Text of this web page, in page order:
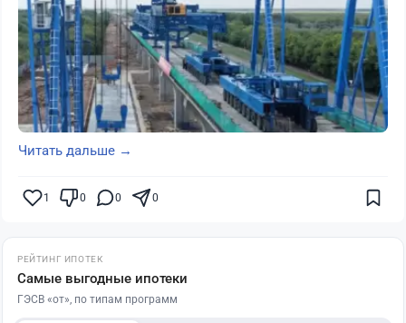
Читать дальше →
1 0 0 0
РЕЙТИНГ ИПОТЕК
Самые выгодные ипотеки
ГЭСВ «от», по типам программ